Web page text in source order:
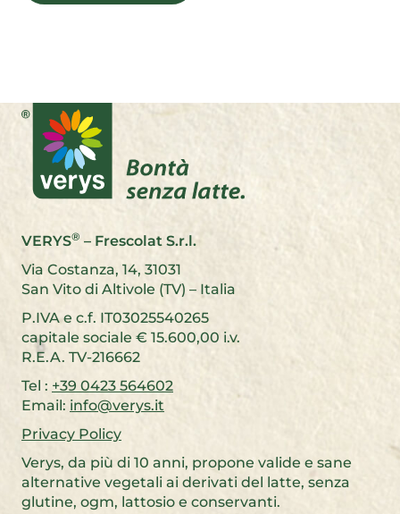
VERYS® – Frescolat S.r.l.
Via Costanza, 14, 31031
San Vito di Altivole (TV) – Italia
P.IVA e c.f. IT03025540265
capitale sociale € 15.600,00 i.v.
R.E.A. TV-216662
Tel : +39 0423 564602
Email: info@verys.it
Privacy Policy
Verys, da più di 10 anni, propone valide e sane
alternative vegetali ai derivati del latte, senza
glutine, ogm, lattosio e conservanti.